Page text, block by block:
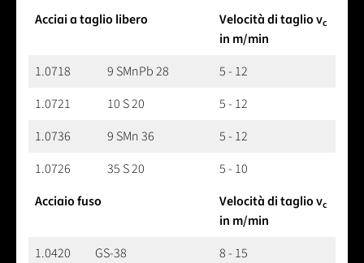
Acciai a taglio libero Velocità di taglio vc
in m/min
1.0718
9 SMnPb 28
5 - 12
1.0721
10 S 20
5 - 12
1.0736
9 SMn 36
5 - 12
1.0726
35 S 20
5 - 10
Acciaio fuso
Velocità di taglio vc
in m/min
1.0420
GS-38
8 - 15